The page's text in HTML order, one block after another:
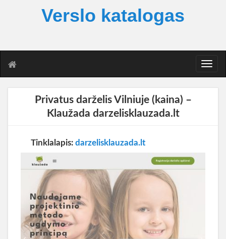
Verslo katalogas
T
o
Privatus darželis Vilniuje (kaina) –
Klaužada darzelisklauzada.lt
Tinklalapis: darzelisklauzada.lt